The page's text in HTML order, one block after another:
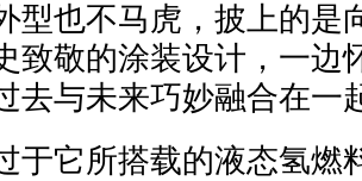
型也不马虎，披上的是
致敬的涂装设计，一边
去与未来巧妙融合在一
于它所搭载的液态氢燃